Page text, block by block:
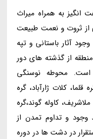
انگیز به همراه میراث
از ثروت و نعمت طبیعت
آثار باستانی و تپه
از گذشته های دور
است. محوطه نوسنگی
کلات ژارآباد، گره
کاوله گوند،گره
وجود و تداوم تمدن از
در دشت ها در دوره